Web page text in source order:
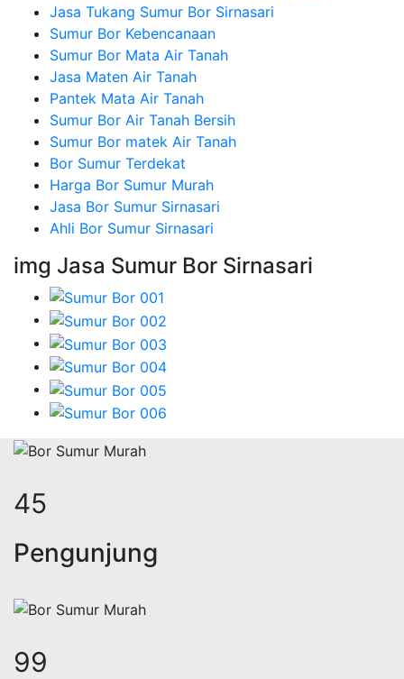
Jasa Tukang Sumur Bor Sirnasari
Sumur Bor Kebencanaan
Sumur Bor Mata Air Tanah
Jasa Maten Air Tanah
Pantek Mata Air Tanah
Sumur Bor Air Tanah Bersih
Sumur Bor matek Air Tanah
Bor Sumur Terdekat
Harga Bor Sumur Murah
Jasa Bor Sumur Sirnasari
Ahli Bor Sumur Sirnasari
img Jasa Sumur Bor Sirnasari
55
Pengunjung
122